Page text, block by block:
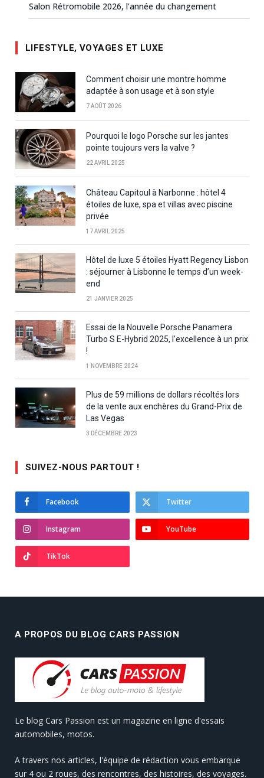
Salon Rétromobile 2026, l’année du changement
LIFESTYLE, VOYAGES ET LUXE
Comment choisir une montre homme
adaptée à son usage et à son style
7 AOÛT 2026
Pourquoi le logo Porsche sur les jantes
pointe toujours vers la valve ?
22 AVRIL 2025
Château Capitoul à Narbonne : hôtel 4
étoiles de luxe, spa et villas avec piscine
privée
17 AVRIL 2025
Hôtel de luxe 5 étoiles Hyatt Regency Lisbon
: séjourner à Lisbonne le temps d’un week-
end
21 JANVIER 2025
Essai de la Nouvelle Porsche Panamera
Turbo S E-Hybrid 2025, l’excellence à un prix
!
1 NOVEMBRE 2024
Plus de 59 millions de dollars récoltés lors
de la vente aux enchères du Grand-Prix de
Las Vegas
3 DÉCEMBRE 2023
SUIVEZ-NOUS PARTOUT !
Facebook Twitter
Instagram YouTube
TikTok
A PROPOS DU BLOG CARS PASSION
Le blog Cars Passion est un magazine en ligne d'essais
automobiles, motos.
A travers nos articles, l'équipe de rédaction vous embarque
sur 4 ou 2 roues, des rencontres, des histoires, des voyages.